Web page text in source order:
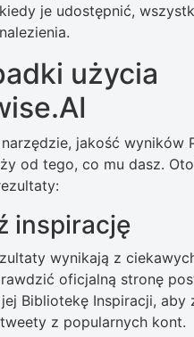
je udostępnić,
użycia
jakość wyników
od tego, co mu dasz.
inspirację
wynikają z
oficjalną stronę
Bibliotekę Inspiracji, aby
z popularnych kont.